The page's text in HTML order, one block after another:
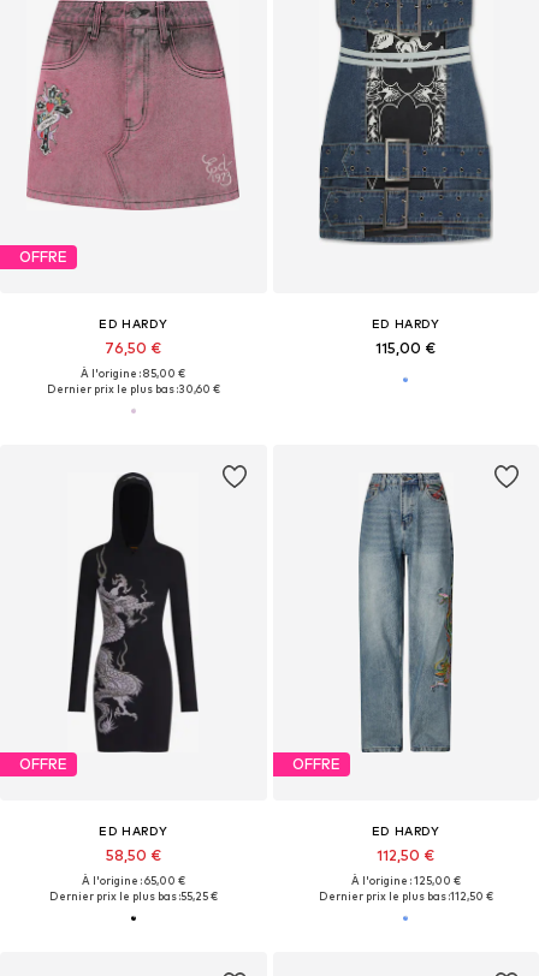
OFFRE
ED HARDY
76,50 €
À l'origine : 85,00 €
Dernier prix le plus bas :30,60 €
ED HARDY
115,00 €
OFFRE
ED HARDY
58,50 €
À l'origine : 65,00 €
Dernier prix le plus bas :55,25 €
OFFRE
ED HARDY
112,50 €
À l'origine : 125,00 €
Dernier prix le plus bas :112,50 €